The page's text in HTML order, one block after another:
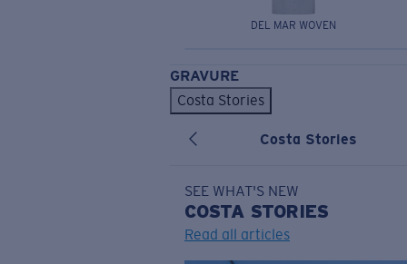
DEL MAR WOVEN
GRAVURE
Costa Stories
Costa Stories
SEE WHAT'S NEW
COSTA STORIES
Read all articles